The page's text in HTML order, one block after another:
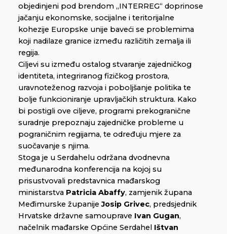
objedinjeni pod brendom „INTERREG“ doprinose
jačanju ekonomske, socijalne i teritorijalne
kohezije Europske unije baveći se problemima
koji nadilaze granice između različitih zemalja ili
regija.
Ciljevi su između ostalog stvaranje zajedničkog
identiteta, integriranog fizičkog prostora,
uravnoteženog razvoja i poboljšanje politika te
bolje funkcioniranje upravljačkih struktura. Kako
bi postigli ove ciljeve, programi prekogranične
suradnje prepoznaju zajedničke probleme u
pograničnim regijama, te određuju mjere za
suočavanje s njima.
Stoga je u Serdahelu održana dvodnevna
međunarodna konferencija na kojoj su
prisustvovali predstavnica mađarskog
ministarstva Patricia Abaffy, zamjenik župana
Međimurske županijeJosip Grivec, predsjednik
Hrvatske državne samouprave Ivan Gugan,
načelnik mađarske Općine Serdahel Ištvan